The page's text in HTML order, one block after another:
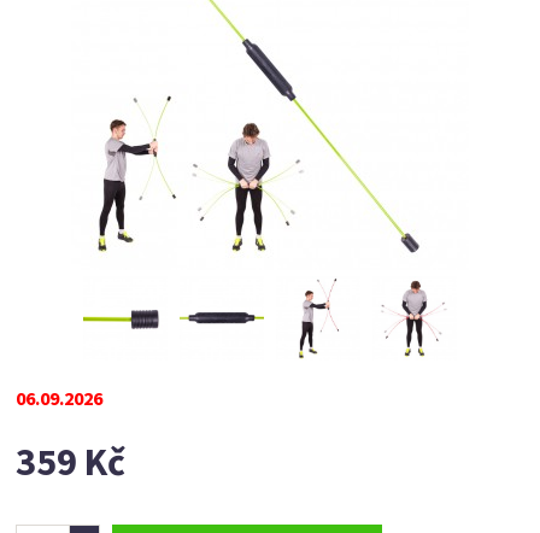
06.09.2026
359 Kč